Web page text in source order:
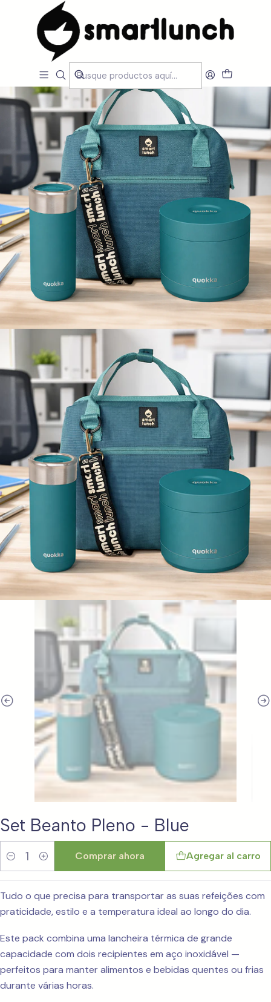
CARACTERISTICAS
Set Beanto Pleno - Blue
Set Beanto Pleno - Blue
Cantidad
Agregar al carro
Comprar ahora
Tudo o que precisa para transportar as suas refeições com
praticidade, estilo e a temperatura ideal ao longo do dia.
Este pack combina uma lancheira térmica de grande
capacidade com dois recipientes em aço inoxidável —
perfeitos para manter alimentos e bebidas quentes ou frias
durante várias horas.